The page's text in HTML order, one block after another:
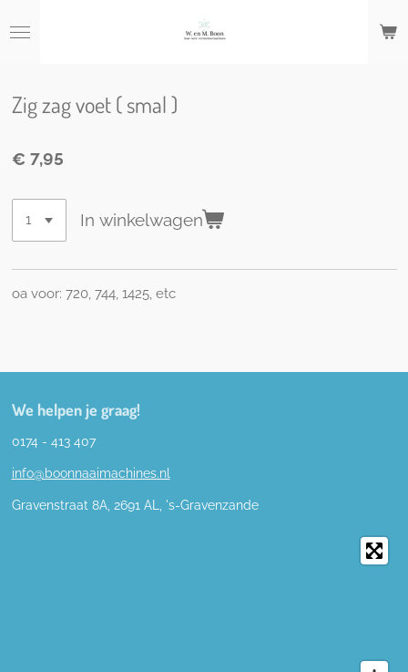
direct
hoofdinhoud
Zig zag voet ( smal )
€ 7,95
In winkelwagen
oa voor: 720, 744, 1425, etc
We helpen je graag!
0174 - 413 407
info@boonnaaimachines.nl
Gravenstraat 8A, 2691 AL, 's-Gravenzande